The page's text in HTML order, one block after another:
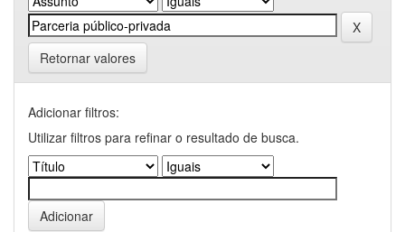
Retornar valores
Adicionar filtros:
Utilizar filtros para refinar o resultado de busca.